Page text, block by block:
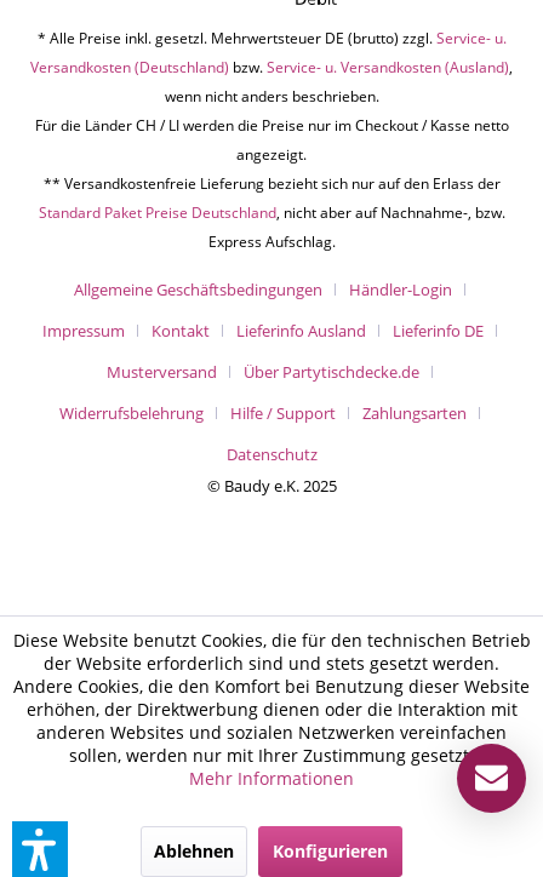
* Alle Preise inkl. gesetzl. Mehrwertsteuer DE (brutto) zzgl.Service- u.
Versandkosten (Deutschland) bzw.Service- u. Versandkosten (Ausland),
wenn nicht anders beschrieben.
Für die Länder CH / LI werden die Preise nur im Checkout / Kasse netto
angezeigt.
** Versandkostenfreie Lieferung bezieht sich nur auf den Erlass der
Standard Paket Preise Deutschland, nicht aber auf Nachnahme-, bzw.
Express Aufschlag.
Allgemeine Geschäftsbedingungen
Händler-Login
Impressum
Kontakt Lieferinfo Ausland
Lieferinfo DE
Musterversand
Über Partytischdecke.de
Widerrufsbelehrung
Hilfe / Support
Zahlungsarten
Datenschutz
© Baudy e.K. 2025
Diese Website benutzt Cookies, die für den technischen Betrieb
der Website erforderlich sind und stets gesetzt werden.
Andere Cookies, die den Komfort bei Benutzung dieser Website
erhöhen, der Direktwerbung dienen oder die Interaktion mit
anderen Websites und sozialen Netzwerken vereinfachen
sollen, werden nur mit Ihrer Zustimmung gesetzt.
Mehr Informationen
Ablehnen Konfigurieren